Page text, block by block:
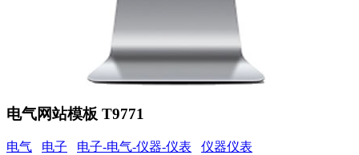
电气网站模板 T9771
电气 电子 电子-电气-仪器-仪表 仪器仪表